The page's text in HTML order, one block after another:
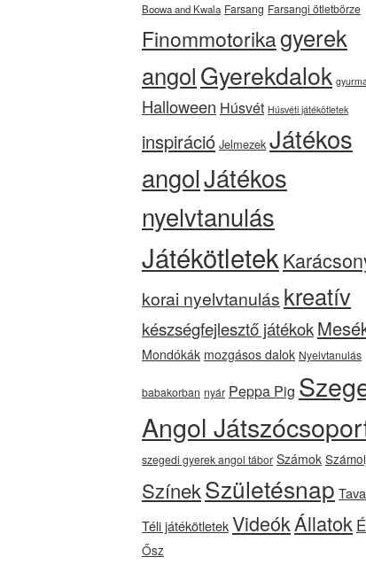
Boowa and Kwala Farsang Farsangi ötletbörze
Finommotorikagyerek
angolGyerekdalok
Halloween Húsvét Húsvéti játékötletek
inspiráció Jelmezek Játékos
angolJátékos
nyelvtanulás
Játékötletek
korai nyelvtanulás kreatív
készségfejlesztő játékok
Mondókák mozgásos dalok Nyelvtanulás
babakorban nyár Peppa Pig
Angol
szegedi gyerek angol tábor Számok
SzínekSzületésnap
Téli játékötletekVideókÁllatok
Ősz